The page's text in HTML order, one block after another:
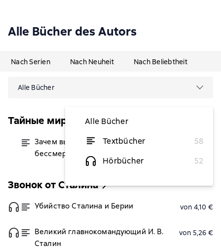
Alle Bücher des Autors
Nach Serien Nach Neuheit Nach Beliebtheit
Alle Bücher
Alle Bücher
Textbücher
58
Hörbücher
52
Тайные миры
Зачем вы нужны Богу и природе? Тайна
бессмертия и счастливой жизни
von 8 €
Звонок от Сталина
Убийство Сталина и Берии von 4,10 €
Великий главнокомандующий И. В.
Сталин
von 5,26 €